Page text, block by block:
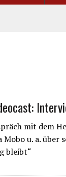
mit dem
Mobo u. a. über
bleibt“